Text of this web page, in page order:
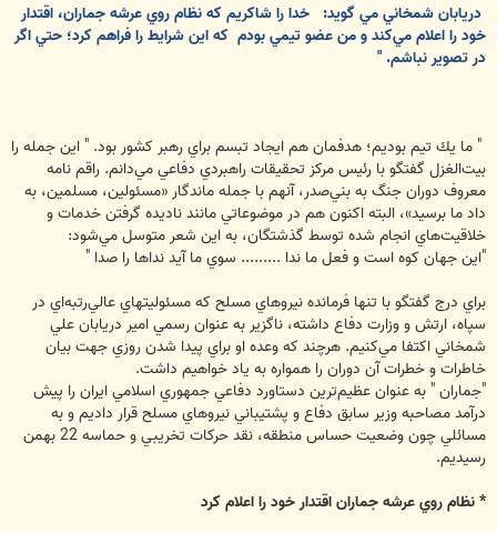
دريابان شمخاني مي گويد: خدا را شاكريم كه نظام روي عرشه جماران، اقتدار
خود را اعلام مي‌كند و من عضو تيمي بودم كه اين شرايط را فراهم كرد؛ حتي اگر
در تصوير نباشم. "
" ما يك تيم بوديم؛ هدفمان هم ايجاد تبسم براي رهبر كشور بود. " اين جمله را
بيت‌الغزل گفتگو با رئيس مركز تحقيقات راهبردي دفاعي مي‌دانم. راقم نامه
معروف دوران جنگ به بني‌صدر، آنهم با جمله ماندگار «مسئولين، مسلمين، به
داد ما برسيد»، البته اكنون هم در موضوعاتي مانند ناديده گرفتن خدمات و
خلاقيت‌هاي انجام شده توسط گذشتگان، به اين شعر متوسل مي‌شود:
"اين جهان كوه است و فعل ما ندا ......... سوي ما آيد نداها را صدا "
براي درج گفتگو با تنها فرمانده نيروهاي مسلح كه مسئوليتهاي عالي‌رتبه‌اي در
سپاه، ارتش و وزارت دفاع داشته، ناگزير به عنوان رسمي امير دريابان علي
شمخاني اكتفا مي‌كنيم. هرچند كه وعده او براي پيدا شدن روزي جهت بيان
خاطرات و خطرات آن دوران را همواره به ياد خواهيم داشت.
"جماران " به عنوان عظيم‌ترين دستاورد دفاعي جمهوري اسلامي ايران را پيش
درآمد مصاحبه وزير سابق دفاع و پشتيباني نيروهاي مسلح قرار داديم و به
مسائلي چون وضعيت حساس منطقه، نقد حركات تخريبي و حماسه 22 بهمن
رسيديم.
* نظام روي عرشه جماران اقتدار خود را اعلام كرد